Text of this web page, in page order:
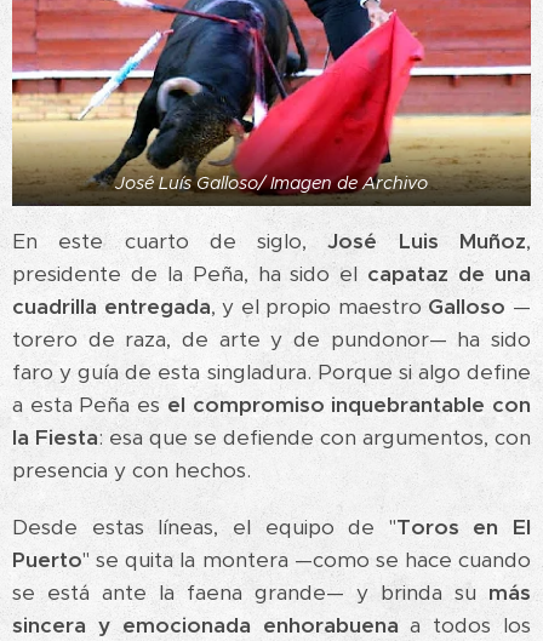
José Luís Galloso/ Imagen de Archivo
En este cuarto de siglo,José Luis Muñoz,
presidente de la Peña, ha sido el capataz de una
cuadrilla entregada, y el propio maestro Galloso —
torero de raza, de arte y de pundonor— ha sido
faro y guía de esta singladura. Porque si algo define
a esta Peña es el compromiso inquebrantable con
la Fiesta: esa que se defiende con argumentos, con
presencia y con hechos.
Desde estas líneas, el equipo de "Toros en El
Puerto" se quita la montera —como se hace cuando
se está ante la faena grande— y brinda sumás
sincera y emocionada enhorabuena a todos los